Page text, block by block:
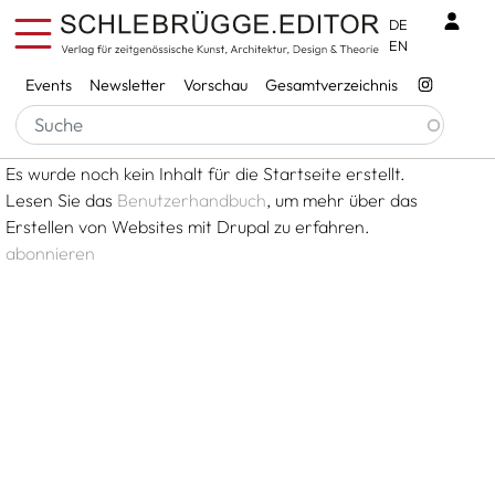
Direkt zum Inhalt
Services
Events Newsletter Vorschau Gesamtverzeichnis
DE
EN
Pfadnavigation
Startseite
Es wurde noch kein Inhalt für die Startseite erstellt.
Lesen Sie das Benutzerhandbuch, um mehr über das
Erstellen von Websites mit Drupal zu erfahren.
abonnieren